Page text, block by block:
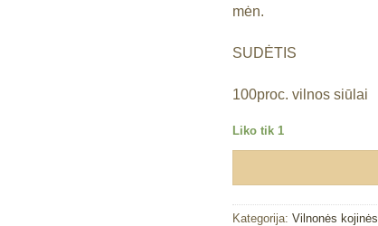
mėn.
SUDĖTIS
100proc. vilnos siūlai
Liko tik 1
Kategorija: Vilnonės kojinės